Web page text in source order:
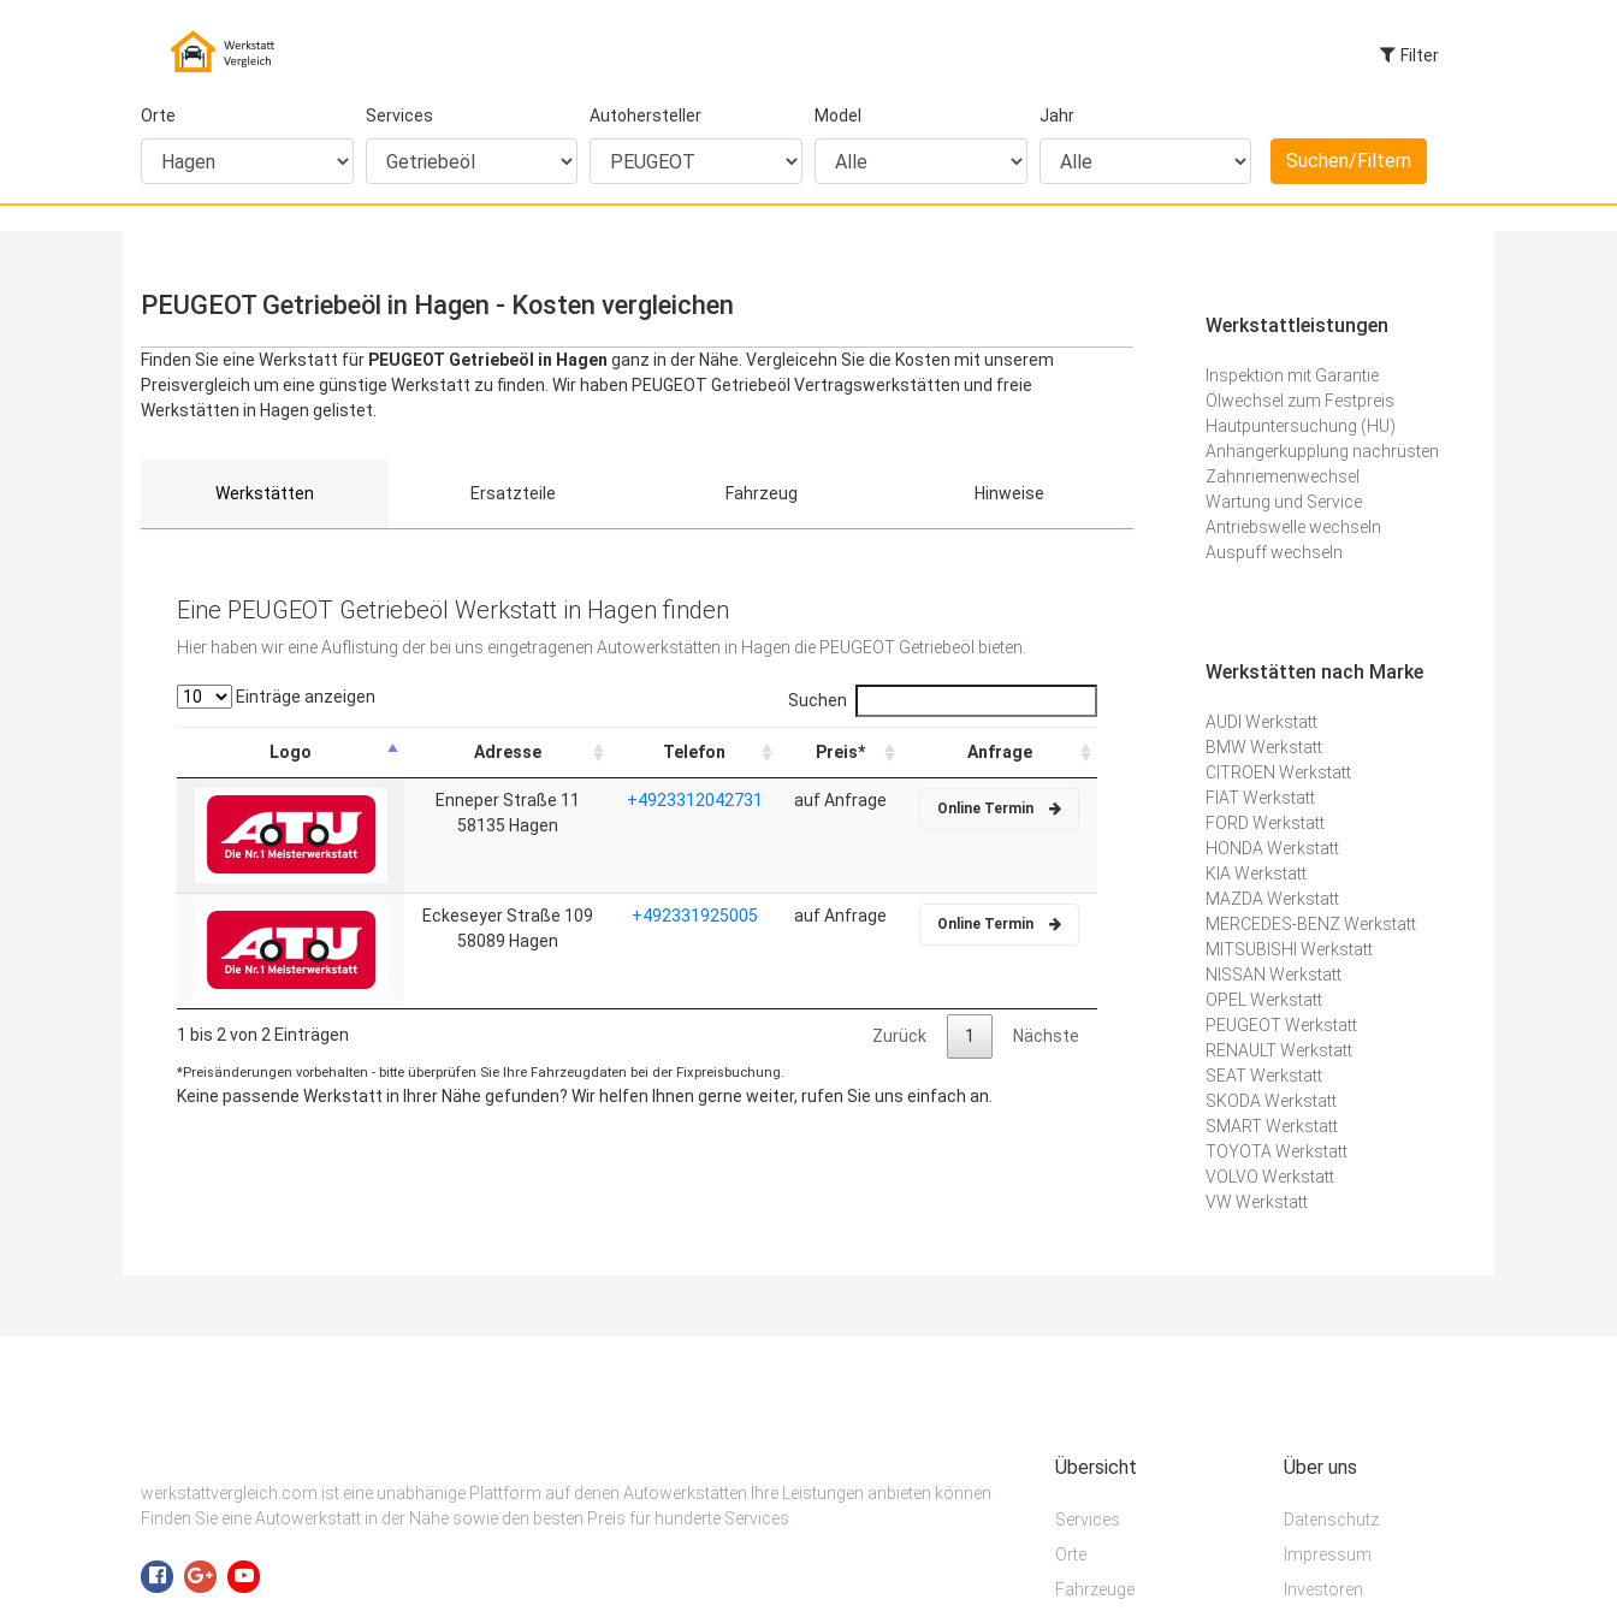
Filter
Orte Services Autohersteller Model Jahr
PEUGEOT Getriebeöl in Hagen - Kosten vergleichen
Finden Sie eine Werkstatt für PEUGEOT Getriebeöl in Hagen ganz in der Nähe. Vergleicehn Sie die Kosten mit unserem
Preisvergleich um eine günstige Werkstatt zu finden. Wir haben PEUGEOT Getriebeöl Vertragswerkstätten und freie
Werkstätten in Hagen gelistet.
Werkstätten Ersatzteile Fahrzeug Hinweise
Eine PEUGEOT Getriebeöl Werkstatt in Hagen finden
Hier haben wir eine Auflistung der bei uns eingetragenen Autowerkstätten in Hagen die PEUGEOT Getriebeöl bieten.
Einträge anzeigen Suchen
Logo Adresse Telefon Preis* Anfrage
Enneper Straße 11
58135 Hagen
+4923312042731 auf Anfrage Online Termin
Eckeseyer Straße 109
58089 Hagen
+492331925005 auf Anfrage Online Termin
1 bis 2 von 2 Einträgen Zurück 1 Nächste
*Preisänderungen vorbehalten - bitte überprüfen Sie Ihre Fahrzeugdaten bei der Fixpreisbuchung.
Keine passende Werkstatt in Ihrer Nähe gefunden? Wir helfen Ihnen gerne weiter, rufen Sie uns einfach an.
Werkstattleistungen
Inspektion mit Garantie
Ölwechsel zum Festpreis
Hautpuntersuchung (HU)
Anhängerkupplung nachrüsten
Zahnriemenwechsel
Wartung und Service
Antriebswelle wechseln
Auspuff wechseln
Werkstätten nach Marke
AUDI Werkstatt
BMW Werkstatt
CITROEN Werkstatt
FIAT Werkstatt
FORD Werkstatt
HONDA Werkstatt
KIA Werkstatt
MAZDA Werkstatt
MERCEDES-BENZ Werkstatt
MITSUBISHI Werkstatt
NISSAN Werkstatt
OPEL Werkstatt
PEUGEOT Werkstatt
RENAULT Werkstatt
SEAT Werkstatt
SKODA Werkstatt
SMART Werkstatt
TOYOTA Werkstatt
VOLVO Werkstatt
VW Werkstatt
werkstattvergleich.com ist eine unabhänige Plattform auf denen Autowerkstätten Ihre Leistungen anbieten können.
Finden Sie eine Autowerkstatt in der Nähe sowie den besten Preis für hunderte Services.
Übersicht
Services
Orte
Fahrzeuge
Über uns
Datenschutz
Impressum
Investoren